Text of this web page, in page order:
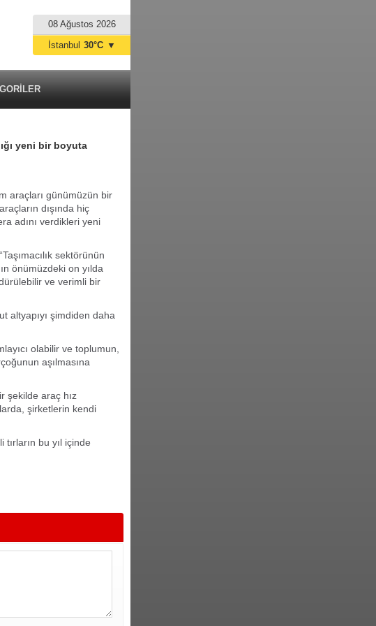
08 Ağustos 2026
İstanbul 30°C ▼
yeni bir boyuta
araçları günümüzün bir
dışında hiç
adını verdikleri yeni
sektörünün
önümüzdeki on yılda
ve verimli bir
altyapıyı şimdiden daha
olabilir ve toplumun,
aşılmasına
şekilde araç hız
şirketlerin kendi
tırların bu yıl içinde